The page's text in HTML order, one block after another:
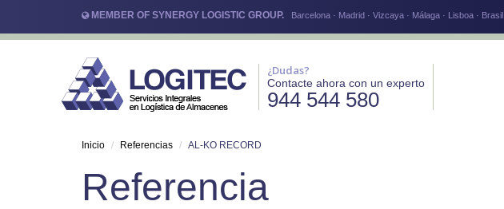
MEMBER OF SYNERGY LOGISTIC GROUP. Barcelona · Madrid · Vizcaya · Málaga · Lisboa · Brasil
¿Dudas?
Contacte ahora con un experto
944 544 580
Inicio Referencias AL-KO RECORD
Referencia